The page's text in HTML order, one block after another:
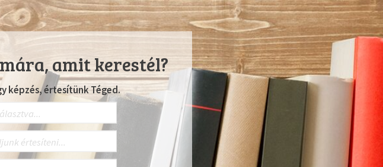
amit kerestél?
képzés, értesítünk Téged.